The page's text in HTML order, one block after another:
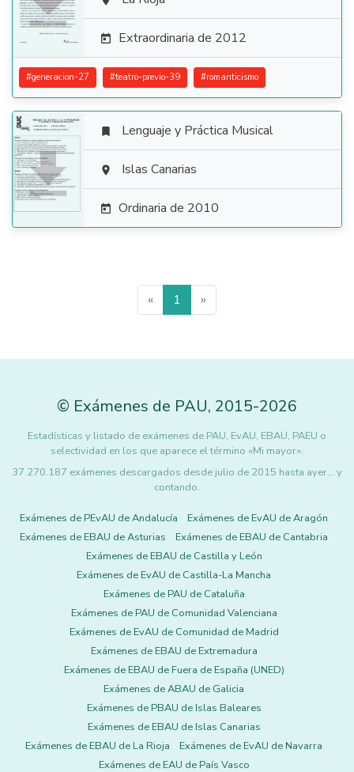
 Extraordinaria de 2012
#generacion-27 #teatro-previo-39 #romanticismo

 Lenguaje y Práctica Musical
 Islas Canarias
 Ordinaria de 2010
« 1 »
© Exámenes de PAU, 2015-2026
Estadísticas y listado de exámenes de PAU, EvAU, EBAU, PAEU o
selectividad en los que aparece el término «Mi mayor».
37.270.187 exámenes descargados desde julio de 2015 hasta ayer... y
contando.
Exámenes de PEvAU de Andalucía
Exámenes de EvAU de Aragón
Exámenes de EBAU de Asturias
Exámenes de EBAU de Cantabria
Exámenes de EBAU de Castilla y León
Exámenes de EvAU de Castilla-La Mancha
Exámenes de PAU de Cataluña
Exámenes de PAU de Comunidad Valenciana
Exámenes de EvAU de Comunidad de Madrid
Exámenes de EBAU de Extremadura
Exámenes de EBAU de Fuera de España (UNED)
Exámenes de ABAU de Galicia
Exámenes de PBAU de Islas Baleares
Exámenes de EBAU de Islas Canarias
Exámenes de EBAU de La Rioja
Exámenes de EvAU de Navarra
Exámenes de EAU de País Vasco